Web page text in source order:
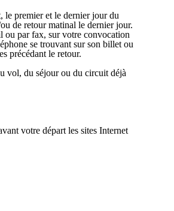
le premier et le dernier jour du
de retour matinal le dernier jour.
ou par fax, sur votre convocation
se trouvant sur son billet ou
précédant le retour.
vol, du séjour ou du circuit déjà
votre départ les sites Internet